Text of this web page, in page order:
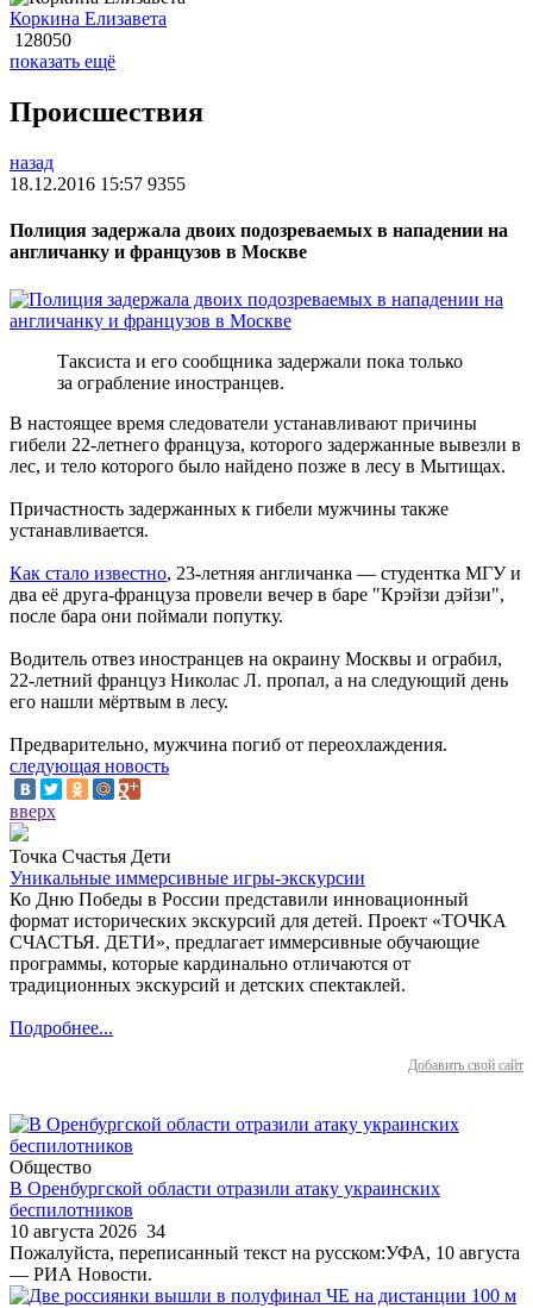
Коркина Елизавета
128050
показать ещё
Происшествия
назад
18.12.2016 15:57 9355
Полиция задержала двоих подозреваемых в нападении на
англичанку и французов в Москве
Таксиста и его сообщника задержали пока только
за ограбление иностранцев.
В настоящее время следователи устанавливают причины
гибели 22-летнего француза, которого задержанные вывезли в
лес, и тело которого было найдено позже в лесу в Мытищах.
Причастность задержанных к гибели мужчины также
устанавливается.
Как стало известно, 23-летняя англичанка — студентка МГУ и
два её друга-француза провели вечер в баре "Крэйзи дэйзи",
после бара они поймали попутку.
Водитель отвез иностранцев на окраину Москвы и ограбил,
22-летний француз Николас Л. пропал, а на следующий день
его нашли мёртвым в лесу.
Предварительно, мужчина погиб от переохлаждения.
следующая новость
вверх
Точка Счастья Дети
Уникальные иммерсивные игры-экскурсии
Ко Дню Победы в России представили инновационный
формат исторических экскурсий для детей. Проект «ТОЧКА
СЧАСТЬЯ. ДЕТИ», предлагает иммерсивные обучающие
программы, которые кардинально отличаются от
традиционных экскурсий и детских спектаклей.
Подробнее...
Добавить свой сайт
Общество
В Оренбургской области отразили атаку украинских
беспилотников
10 августа 2026 34
Пожалуйста, переписанный текст на русском:УФА, 10 августа
— РИА Новости.